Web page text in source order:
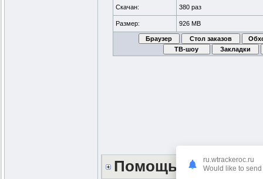
Скачан: 380 раз
Размер: 926 MB
Помощь сайтуru.wtrackeroc.ru
Would like to